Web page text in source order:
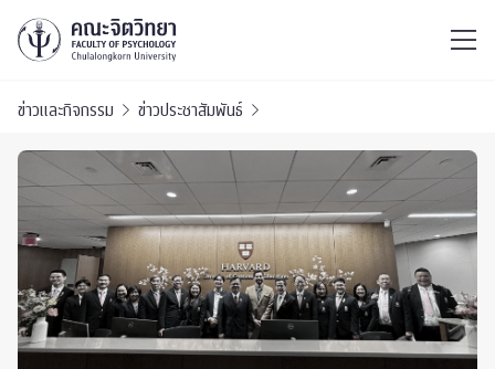
ข่าวและกิจกรรม ข่าวประชาสัมพันธ์